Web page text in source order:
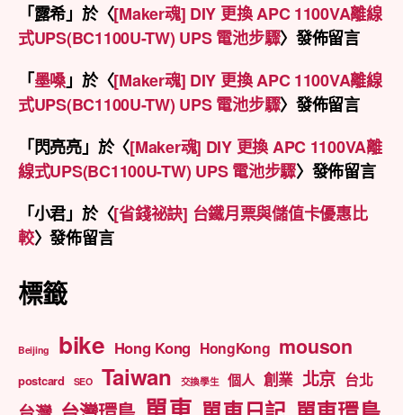
「露希」於〈[Maker魂] DIY 更換 APC 1100VA離線
式UPS(BC1100U-TW) UPS 電池步驟〉發佈留言
「墨嗓」於〈[Maker魂] DIY 更換 APC 1100VA離線
式UPS(BC1100U-TW) UPS 電池步驟〉發佈留言
「閃亮亮」於〈[Maker魂] DIY 更換 APC 1100VA離
線式UPS(BC1100U-TW) UPS 電池步驟〉發佈留言
「小君」於〈[省錢祕訣] 台鐵月票與儲值卡優惠比
較〉發佈留言
標籤
Beijing bike Hong Kong HongKong mouson
postcard SEO Taiwan 交換學生 個人 創業 北京 台北